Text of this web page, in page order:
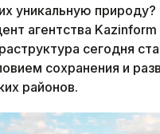
уникальную природу?
агентства Kazinform
сегодня
сохранения и
районов.